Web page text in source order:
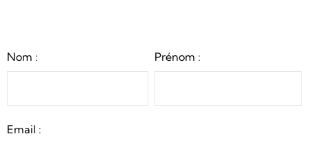
Nom : Prénom :
Email :